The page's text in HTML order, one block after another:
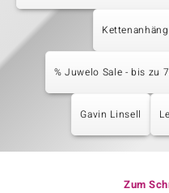
% Juwelo Sale - bis zu
Gavin Linsell
Zum